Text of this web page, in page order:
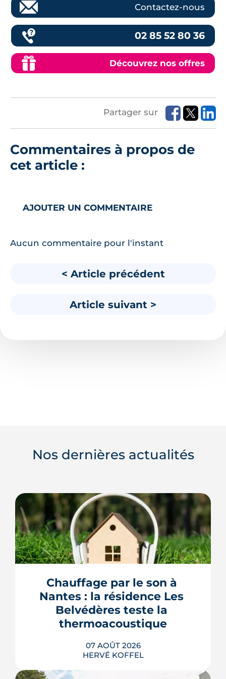
Contactez-nous
02 85 52 80 36
Découvrez nos offres
Partager sur
Commentaires à propos de
cet article :
AJOUTER UN COMMENTAIRE
Aucun commentaire pour l'instant
< Article précédent
Article suivant >
Nos dernières actualités
Chauffage par le son à
Nantes : la résidence Les
Belvédères teste la
thermoacoustique
07 AOÛT 2026
HERVÉ KOFFEL